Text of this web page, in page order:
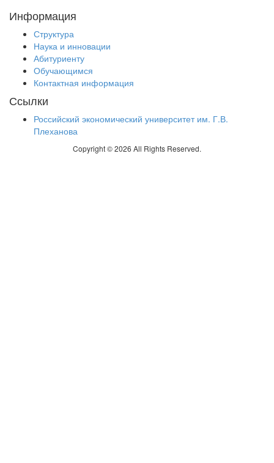
Информация
Структура
Наука и инновации
Абитуриенту
Обучающимся
Контактная информация
Ссылки
Российский экономический университет им. Г.В.
Плеханова
Copyright © 2026 All Rights Reserved.